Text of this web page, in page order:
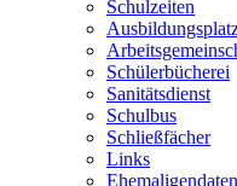
Schulzeiten
Schülerbücherei
Sanitätsdienst
Schulbus
Schließfächer
Links